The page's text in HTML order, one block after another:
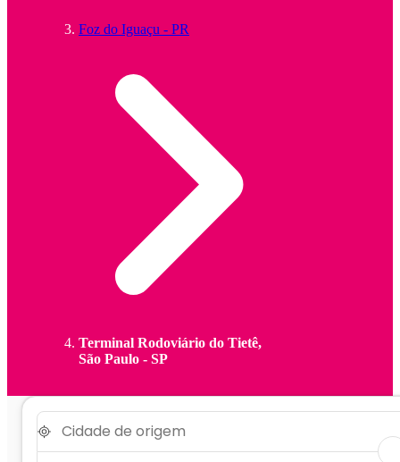
Foz do Iguaçu - PR
Terminal Rodoviário do Tietê,
São Paulo - SP